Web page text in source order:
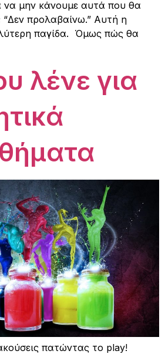
να μην κάνουμε αυτά που θα
προλαβαίνω.” Αυτή η
παγίδα. ​ Όμως πώς θα
λένε για
πατώντας το play!